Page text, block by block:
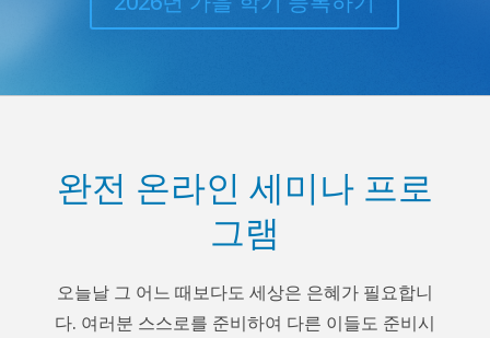
완전 온라인 세미나 프로
그램
오늘날 그 어느 때보다도 세상은 은혜가 필요합니
다. 여러분 스스로를 준비하여 다른 이들도 준비시